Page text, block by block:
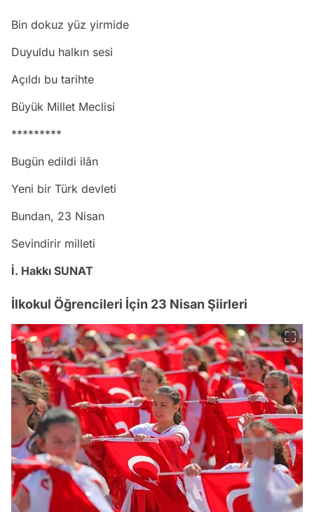
Bin dokuz yüz yirmide
Duyuldu halkın sesi
Açıldı bu tarihte
Büyük Millet Meclisi
*********
Bugün edildi ilân
Yeni bir Türk devleti
Bundan, 23 Nisan
Sevindirir milleti
İ. Hakkı SUNAT
İlkokul Öğrencileri İçin 23 Nisan Şiirleri